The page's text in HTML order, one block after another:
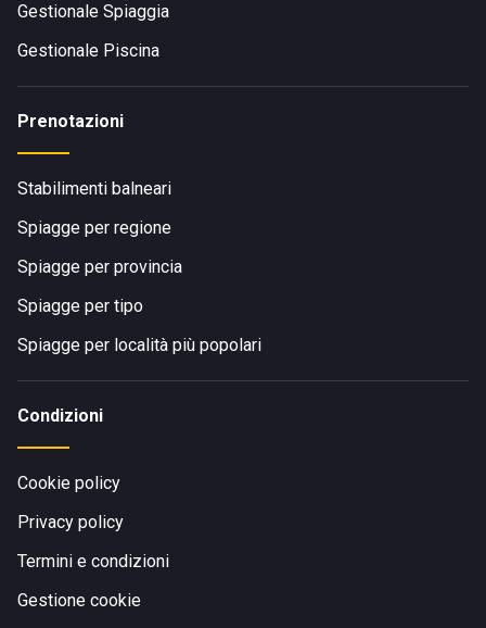
Gestionale Spiaggia
Gestionale Piscina
Prenotazioni
Stabilimenti balneari
Spiagge per regione
Spiagge per provincia
Spiagge per tipo
Spiagge per località più popolari
Condizioni
Cookie policy
Privacy policy
Termini e condizioni
Gestione cookie